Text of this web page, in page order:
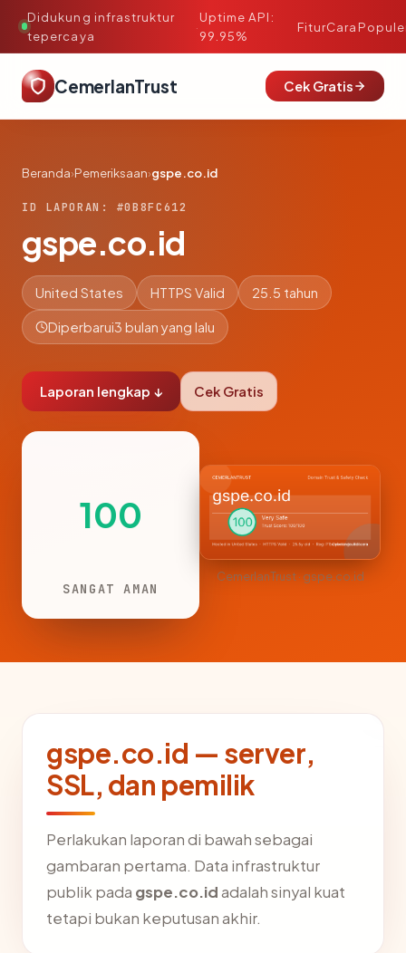
Didukung infrastruktur
tepercaya
·
Uptime API:
99.95%
FiturCara
CemerlanTrust Cek Gratis
Beranda›Pemeriksaan›gspe.co.id
ID LAPORAN: #0B8FC612
gspe.co.id
United States HTTPS Valid 25.5 tahun
Diperbarui3 bulan yang lalu
Laporan lengkap ↓ Cek Gratis
100
SANGAT AMAN
CemerlanTrust · gspe.co.id
gspe.co.id — server,
SSL, dan pemilik
Perlakukan laporan di bawah sebagai
gambaran pertama. Data infrastruktur
publik pada gspe.co.idadalah sinyal kuat
tetapi bukan keputusan akhir.